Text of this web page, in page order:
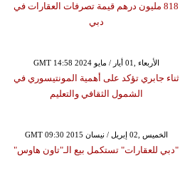
818 مليون درهم قيمة تصرفات العقارات في
دبي
GMT 14:58 2024 الأربعاء ,01 أيار / مايو
ثناء جابري تؤكد على أهمية المونتيسوري في
الشمول الثقافي والتعليم
GMT 09:30 2015 الخميس ,02 إبريل / نيسان
"دبي للعقارات" تستكمل بيع الـ"تاون هاوس"